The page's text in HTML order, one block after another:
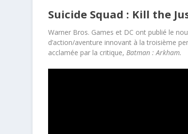
Suicide Squad : Kill the
Warner Bros. Games et DC ont publié le
d’action/aventure innovant à la troisième
acclamée par la critique,Batman : Arkham.